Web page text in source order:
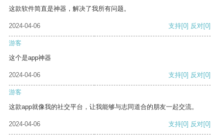
这款软件简直是神器，解决了我所有问题。
2024-04-06 支持[0] 反对[0]
游客
这个是app神器
2024-04-06 支持[0] 反对[0]
游客
这款app就像我的社交平台，让我能够与志同道合的朋友一起交流。
2024-04-06 支持[0] 反对[0]